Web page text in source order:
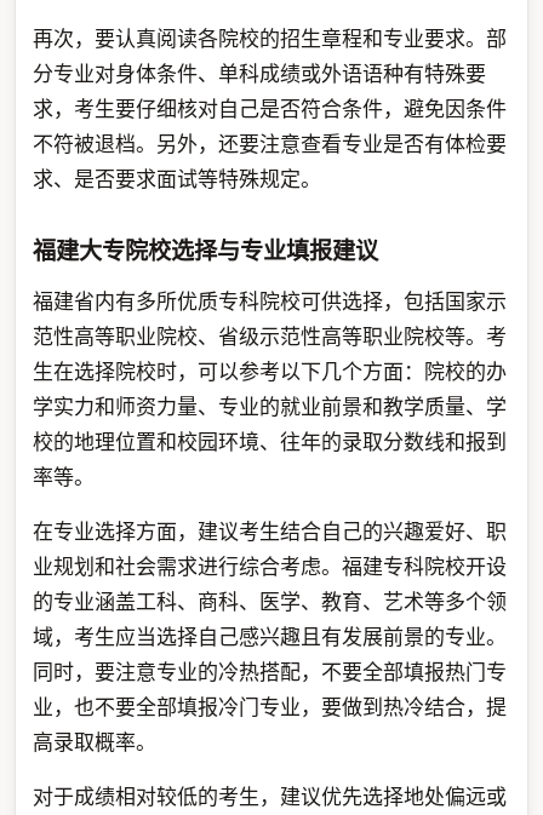
再次，要认真阅读各院校的招生章程和专业要求。部
分专业对身体条件、单科成绩或外语语种有特殊要
求，考生要仔细核对自己是否符合条件，避免因条件
不符被退档。另外，还要注意查看专业是否有体检要
求、是否要求面试等特殊规定。
福建大专院校选择与专业填报建议
福建省内有多所优质专科院校可供选择，包括国家示
范性高等职业院校、省级示范性高等职业院校等。考
生在选择院校时，可以参考以下几个方面：院校的办
学实力和师资力量、专业的就业前景和教学质量、学
校的地理位置和校园环境、往年的录取分数线和报到
率等。
在专业选择方面，建议考生结合自己的兴趣爱好、职
业规划和社会需求进行综合考虑。福建专科院校开设
的专业涵盖工科、商科、医学、教育、艺术等多个领
域，考生应当选择自己感兴趣且有发展前景的专业。
同时，要注意专业的冷热搭配，不要全部填报热门专
业，也不要全部填报冷门专业，要做到热冷结合，提
高录取概率。
对于成绩相对较低的考生，建议优先选择地处偏远或